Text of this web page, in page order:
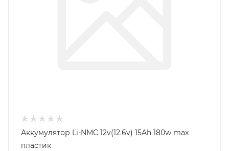
Аккумулятор Li-NMC 12v(12.6v) 15Ah 180w max
пластик